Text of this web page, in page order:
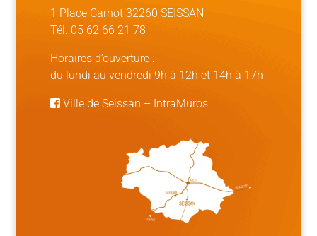
1 Place Carnot 32260 SEISSAN
Tél. 05 62 66 21 78
Horaires d’ouverture :
du lundi au vendredi 9h à 12h et 14h à 17h
Ville de Seissan – IntraMuros